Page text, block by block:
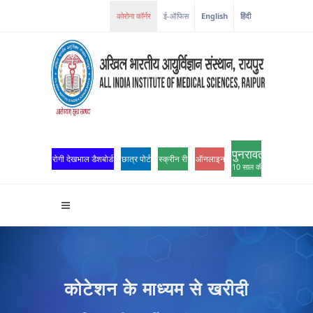
कोरोना कॉर्नर ई-ऑफिस English हिंदी
रोगी देखभाल डैशबोर्ड छात्र पोर्टल स्क्रीन रीडर एक्सेसऑनलाइन ओपीडी पंजीकरण
पुनरावर्तन
10 साल की उत्कृष्टता
कोटेशन के माध्यम से खरीदी